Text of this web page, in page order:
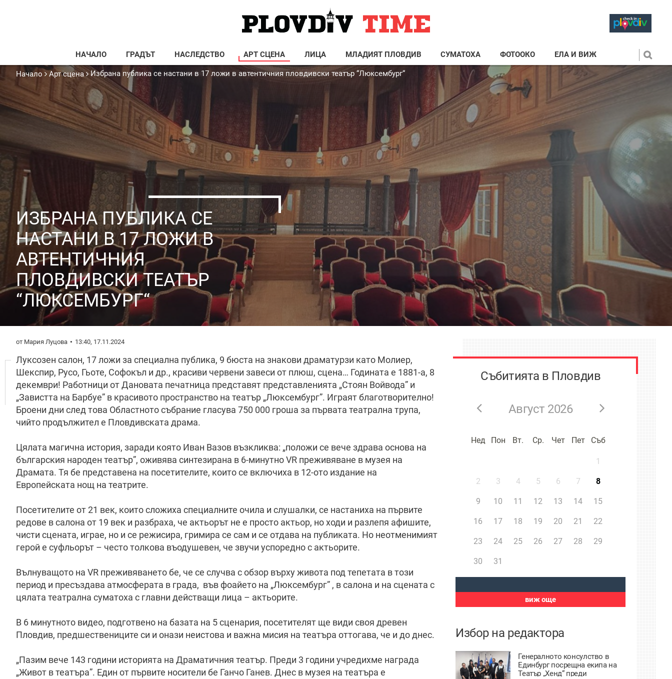
НАЧАЛО ГРАДЪТ НАСЛЕДСТВО АРТ СЦЕНА ЛИЦА МЛАДИЯТ ПЛОВДИВ СУМАТОХА ФОТООКО ЕЛА И ВИЖ
Начало Арт сцена Избрана публика се настани в 17 ложи в автентичния пловдивски театър “Люксембург“
ИЗБРАНА ПУБЛИКА СЕ
НАСТАНИ В 17 ЛОЖИ В
АВТЕНТИЧНИЯ
ПЛОВДИВСКИ ТЕАТЪР
“ЛЮКСЕМБУРГ“
от Мария Луцова 13:40, 17.11.2024
Луксозен салон, 17 ложи за специална публика, 9 бюста на знакови драматурзи като Молиер,
Шекспир, Русо, Гьоте, Софокъл и др., красиви червени завеси от плюш, сцена… Годината е 1881-а, 8
декември! Работници от Дановата печатница представят представленията „Стоян Войвода” и
„Завистта на Барбуе” в красивото пространство на театър „Люксембург”. Играят благотворително!
Броени дни след това Областното събрание гласува 750 000 гроша за първата театрална трупа,
чийто продължител е Пловдивската драма.
Цялата магична история, заради която Иван Вазов възкликва: „положи се вече здрава основа на
българския народен театър”, оживява синтезирана в 6-минутно VR преживяване в музея на
Драмата. Тя бе представена на посетителите, които се включиха в 12-ото издание на
Европейската нощ на театрите.
Посетителите от 21 век, които сложиха специалните очила и слушалки, се настаниха на първите
редове в салона от 19 век и разбраха, че актьорът не е просто актьор, но ходи и разлепя афишите,
чисти сцената, играе, но и се режисира, гримира се сам и се отдава на публиката. Но неотменимият
герой е суфльорът – често толкова въодушевен, че звучи успоредно с актьорите.
Вълнуващото на VR преживяването бе, че се случва с обзор върху живота под тепетата в този
период и пресъздава атмосферата в града, във фоайето на „Люксембург” , в салона и на сцената с
цялата театрална суматоха с главни действащи лица – актьорите.
В 6 минутното видео, подготвено на базата на 5 сценария, посетителят ще види своя древен
Пловдив, предшествениците си и онази неистова и важна мисия на театъра оттогава, че и до днес.
„Пазим вече 143 години историята на Драматичния театър. Преди 3 години учредихме награда
„Живот в театъра”. Един от първите носители бе Ганчо Ганев. Днес в музея на театъра е
Събитията в Пловдив
Август 2026
Нед Пон Вт. Ср. Чет Пет Съб
1
2 3 4 5 6 7 8
9 10 11 12 13 14 15
16 17 18 19 20 21 22
23 24 25 26 27 28 29
30 31
виж още
Избор на редактора
Генералното консулство в
Единбург посрещна екипа на
Театър „Хенд“ преди